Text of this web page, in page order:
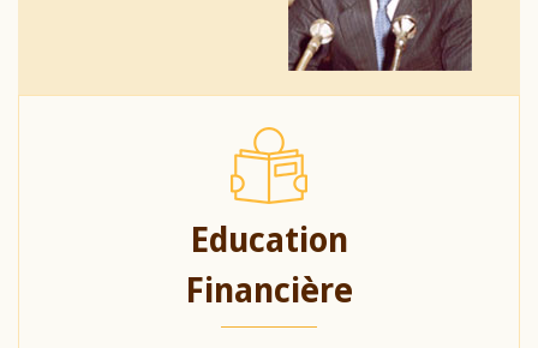
Education
Financière